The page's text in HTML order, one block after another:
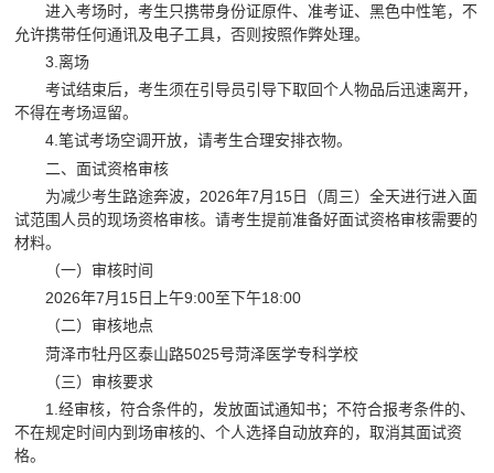
进入考场时，考生只携带身份证原件、准考证、黑色中性笔，不
允许携带任何通讯及电子工具，否则按照作弊处理。
3.离场
考试结束后，考生须在引导员引导下取回个人物品后迅速离开，
不得在考场逗留。
4.笔试考场空调开放，请考生合理安排衣物。
二、面试资格审核
为减少考生路途奔波，2026年7月15日（周三）全天进行进入面
试范围人员的现场资格审核。请考生提前准备好面试资格审核需要的
材料。
（一）审核时间
2026年7月15日上午9:00至下午18:00
（二）审核地点
菏泽市牡丹区泰山路5025号菏泽医学专科学校
（三）审核要求
1.经审核，符合条件的，发放面试通知书；不符合报考条件的、
不在规定时间内到场审核的、个人选择自动放弃的，取消其面试资
格。